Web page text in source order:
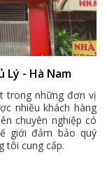
Lý - Hà Nam
trong những đơn vị
nhiều khách hàng
chuyên nghiệp có
giới đảm bảo quý
tôi cung cấp.